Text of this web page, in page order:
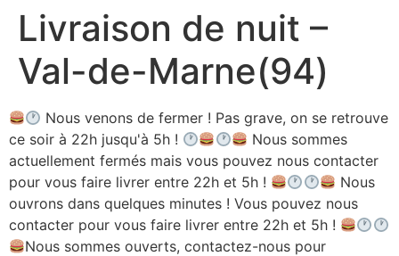
Aller
contenu
Livraison de nuit –
Val-de-Marne(94)
Nous venons de fermer ! Pas grave, on se retrouve
ce soir à 22h jusqu'à 5h !
Nous sommes
actuellement fermés mais vous pouvez nous contacter
pour vous faire livrer entre 22h et 5h !
Nous
ouvrons dans quelques minutes ! Vous pouvez nous
contacter pour vous faire livrer entre 22h et 5h !
Nous sommes ouverts, contactez-nous pour